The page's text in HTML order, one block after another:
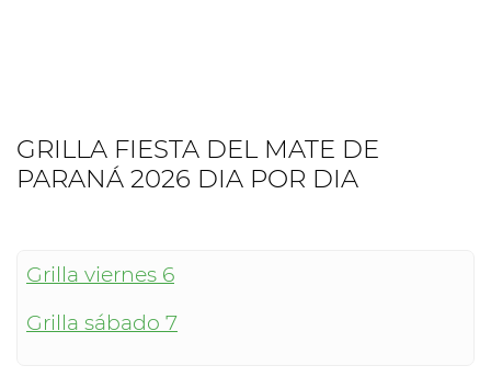
GRILLA FIESTA DEL MATE DE
PARANÁ 2026 DIA POR DIA
Grilla viernes 6
Grilla sábado 7